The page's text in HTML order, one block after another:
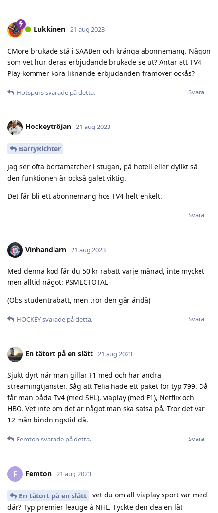
Lukkinen 21 aug 2023
CMore brukade stå i SAABen och kränga abonnemang. Någon
som vet hur deras erbjudande brukade se ut? Antar att TV4
Play kommer köra liknande erbjudanden framöver ockås?
Svara
Hotspurssvarade på detta.
Hockeytröjan 21 aug 2023
BarryRichter
Jag ser ofta bortamatcher i stugan, på hotell eller dylikt så
den funktionen är också galet viktig.
Det får bli ett abonnemang hos TV4 helt enkelt.
Svara
Vinhandlarn 21 aug 2023
Med denna kod får du 50 kr rabatt varje månad, inte mycket
men alltid något: PSMECTOTAL
(Obs studentrabatt, men tror den går ändå)
Svara
HOCKEYsvarade på detta.
En tätort på en slätt 21 aug 2023
Sjukt dyrt när man gillar F1 med och har andra
streamingtjänster. Såg att Telia hade ett paket för typ 799. Då
får man båda Tv4 (med SHL), viaplay (med F1), Netflix och
HBO. Vet inte om det är något man ska satsa på. Tror det var
12 mån bindningstid då.
Svara
Femton svarade på detta.
F Femton 21 aug 2023
En tätort på en slätt
vet du om all viaplay sport var med
där? Typ premier leauge å NHL. Tyckte den dealen lät